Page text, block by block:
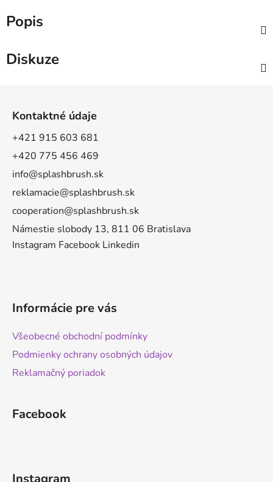
Popis
Diskuze
Kontaktné údaje
+421 915 603 681
+420 775 456 469
info@splashbrush.sk
reklamacie@splashbrush.sk
cooperation@splashbrush.sk
Námestie slobody 13, 811 06 Bratislava
Instagram Facebook Linkedin
Informácie pre vás
Všeobecné obchodní podmínky
Podmienky ochrany osobných údajov
Reklamačný poriadok
Facebook